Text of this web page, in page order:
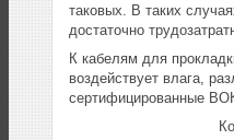
таковых. В таких
достаточно
К кабелям для
воздействует влага,
сертифицированные